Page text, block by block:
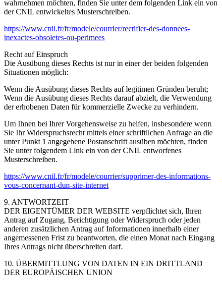
wahrnehmen möchten, finden Sie unter dem folgenden Link ein von
der CNIL entwickeltes Musterschreiben.
https://www.cnil.fr/fr/modele/courrier/rectifier-des-donnees-
inexactes-obsoletes-ou-perimees
Recht auf Einspruch
Die Ausübung dieses Rechts ist nur in einer der beiden folgenden
Situationen möglich:
Wenn die Ausübung dieses Rechts auf legitimen Gründen beruht;
Wenn die Ausübung dieses Rechts darauf abzielt, die Verwendung
der erhobenen Daten für kommerzielle Zwecke zu verhindern.
Um Ihnen bei Ihrer Vorgehensweise zu helfen, insbesondere wenn
Sie Ihr Widerspruchsrecht mittels einer schriftlichen Anfrage an die
unter Punkt 1 angegebene Postanschrift ausüben möchten, finden
Sie unter folgendem Link ein von der CNIL entworfenes
Musterschreiben.
https://www.cnil.fr/fr/modele/courrier/supprimer-des-informations-
vous-concernant-dun-site-internet
9. ANTWORTZEIT
DER EIGENTÜMER DER WEBSITE verpflichtet sich, Ihren
Antrag auf Zugang, Berichtigung oder Widerspruch oder jeden
anderen zusätzlichen Antrag auf Informationen innerhalb einer
angemessenen Frist zu beantworten, die einen Monat nach Eingang
Ihres Antrags nicht überschreiten darf.
10. ÜBERMITTLUNG VON DATEN IN EIN DRITTLAND
DER EUROPÄISCHEN UNION